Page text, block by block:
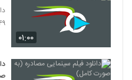
۰۱:۰۰